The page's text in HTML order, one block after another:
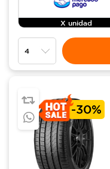
X unidad
-30%